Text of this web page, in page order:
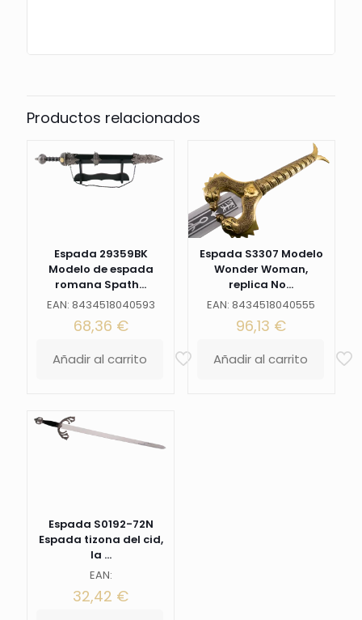
Productos relacionados
Espada 29359BK
Modelo de espada
romana Spath...
EAN: 8434518040593
68,36 €
Añadir al carrito
Espada S3307 Modelo
Wonder Woman,
replica No...
EAN: 8434518040555
96,13 €
Añadir al carrito
Espada S0192-72N
Espada tizona del cid,
la ...
EAN:
32,42 €